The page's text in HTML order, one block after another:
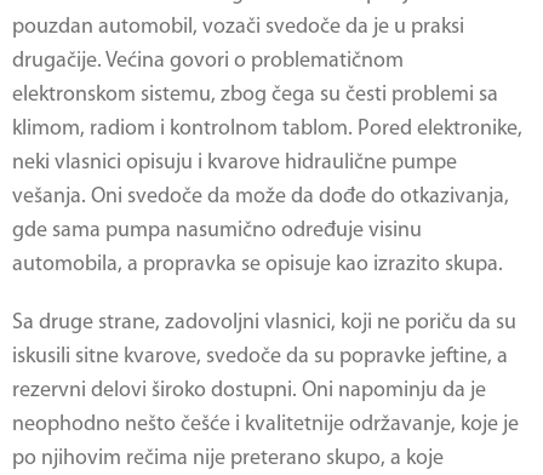
pouzdan automobil, vozači svedoče da je u praksi
drugačije. Većina govori o problematičnom
elektronskom sistemu, zbog čega su česti problemi sa
klimom, radiom i kontrolnom tablom. Pored elektronike,
neki vlasnici opisuju i kvarove hidraulične pumpe
vešanja. Oni svedoče da može da dođe do otkazivanja,
gde sama pumpa nasumično određuje visinu
automobila, a propravka se opisuje kao izrazito skupa.
Sa druge strane, zadovoljni vlasnici, koji ne poriču da su
iskusili sitne kvarove, svedoče da su popravke jeftine, a
rezervni delovi široko dostupni. Oni napominju da je
neophodno nešto češće i kvalitetnije održavanje, koje je
po njihovim rečima nije preterano skupo, a koje